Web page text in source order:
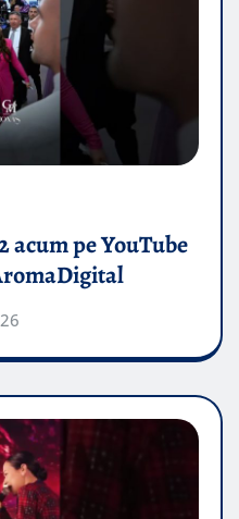
acum pe YouTube